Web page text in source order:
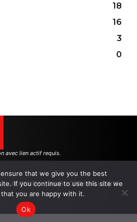
18
16
3
0
avec lien actif requis.
AUTEURS PUBLICITÉ SUR LE SITE
that we give you the best
If you continue to use this site we
you are happy with it.
Ok